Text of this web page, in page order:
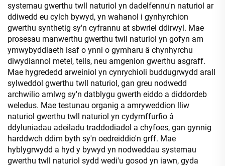
systemau gwerthu twll naturiol yn dadelfennu'n naturiol ar
ddiwedd eu cylch bywyd, yn wahanol i gynhyrchion
gwerthu synthetig sy'n cyfrannu at sbwriel ddirwyl. Mae
prosesau manwerthu gwerthu twll naturiol yn gofyn am
ymwybyddiaeth isaf o ynni o gymharu â chynhyrchu
diwydiannol metel, teils, neu amgenion gwerthu asgraff.
Mae hygrededd arweiniol yn cynrychioli buddugrwydd arall
sylweddol gwerthu twll naturiol, gan greu nodwedd
archwilio amlwg sy'n datblygu gwerth eiddo a diddordeb
weledus. Mae testunau organig a amryweddion lliw
naturiol gwerthu twll naturiol yn cydymffurfio â
ddyluniadau adeiladu traddodiadol a chyfoes, gan gynnig
harddwch ddim byth sy'n oedreiddio'n grff. Mae
hyblygrwydd a hyd y bywyd yn nodweddau systemau
gwerthu twll naturiol sydd wedi'u gosod yn iawn, gyda